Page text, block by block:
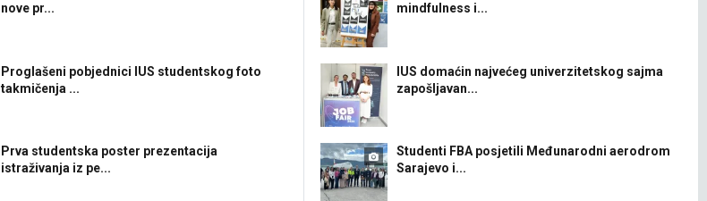
nove pr...
Proglašeni pobjednici IUS studentskog foto
takmičenja ...
Prva studentska poster prezentacija
istraživanja iz pe...
mindfulness i...
IUS domaćin najvećeg univerzitetskog sajma
zapošljavan...
Studenti FBA posjetili Međunarodni aerodrom
Sarajevo i...